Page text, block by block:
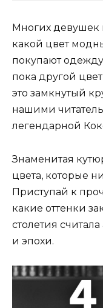
Многих девушек
какой цвет
покупают одежду
пока другой
это замкнутый
нашими
легендарной
Знаменитая
цвета, которые
Приступай к
какие оттенки
столетия
и эпохи.